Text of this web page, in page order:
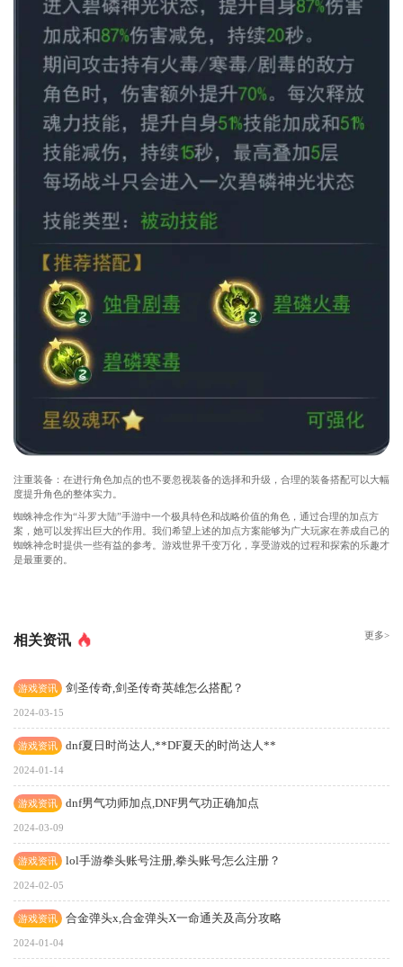
注重装备：在进行角色加点的也不要忽视装备的选择和升级，合理的装备搭配可以大幅
度提升角色的整体实力。
蜘蛛神念作为“斗罗大陆”手游中一个极具特色和战略价值的角色，通过合理的加点方
案，她可以发挥出巨大的作用。我们希望上述的加点方案能够为广大玩家在养成自己的
蜘蛛神念时提供一些有益的参考。游戏世界千变万化，享受游戏的过程和探索的乐趣才
是最重要的。
相关资讯 更多>
游戏资讯 剑圣传奇,剑圣传奇英雄怎么搭配？
2024-03-15
游戏资讯 dnf夏日时尚达人,**DF夏天的时尚达人**
2024-01-14
游戏资讯 dnf男气功师加点,DNF男气功正确加点
2024-03-09
游戏资讯 lol手游拳头账号注册,拳头账号怎么注册？
2024-02-05
游戏资讯 合金弹头x,合金弹头X一命通关及高分攻略
2024-01-04